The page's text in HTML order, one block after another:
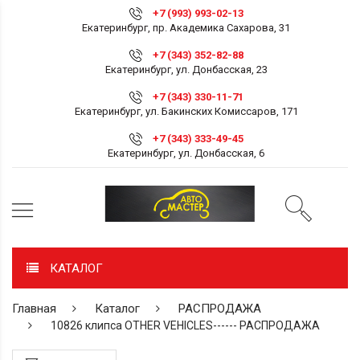
+7 (993) 993-02-13
Екатеринбург, пр. Академика Сахарова, 31
+7 (343) 352-82-88
Екатеринбург, ул. Донбасская, 23
+7 (343) 330-11-71
Екатеринбург, ул. Бакинских Комиссаров, 171
+7 (343) 333-49-45
Екатеринбург, ул. Донбасская, 6
КАТАЛОГ
Главная Каталог РАСПРОДАЖА
10826 клипса OTHER VEHICLES------ РАСПРОДАЖА